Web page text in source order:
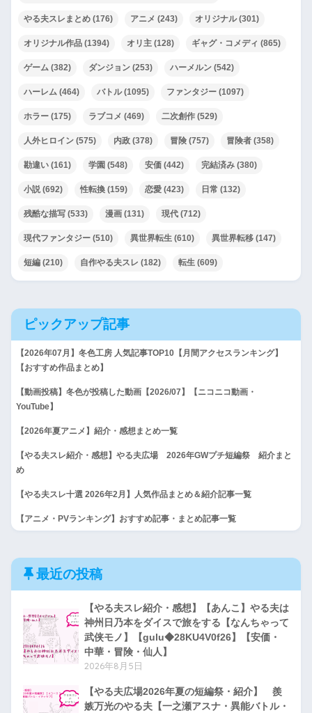
やる夫スレまとめ (176) アニメ (243) オリジナル(301)
オリジナル作品 (1394) オリ主 (128) ギャグ・コメディ (865)
ゲーム (382) ダンジョン (253) ハーメルン (542)
ハーレム (464) バトル(1095) ファンタジー (1097)
ホラー (175) ラブコメ (469) 二次創作 (529)
人外ヒロイン (575) 内政 (378) 冒険 (757) 冒険者 (358)
勘違い (161) 学園 (548) 安価 (442) 完結済み (380)
小説(692) 性転換 (159) 恋愛 (423) 日常 (132)
残酷な描写 (533) 漫画 (131) 現代 (712)
現代ファンタジー (510) 異世界転生 (610) 異世界転移 (147)
短編 (210) 自作やる夫スレ (182) 転生 (609)
ピックアップ記事
【2026年07月】冬色工房 人気記事TOP10【月間アクセスランキング】
【おすすめ作品まとめ】
【動画投稿】冬色が投稿した動画【2026/07】【ニコニコ動画・
YouTube】
【2026年夏アニメ】紹介・感想まとめ一覧
【やる夫スレ紹介・感想】やる夫広場 2026年GWプチ短編祭 紹介まと
め
【やる夫スレ十選 2026年2月】人気作品まとめ＆紹介記事一覧
【アニメ・PVランキング】おすすめ記事・まとめ記事一覧
最近の投稿
【やる夫スレ紹介・感想】【あんこ】やる夫は
神州日乃本をダイスで旅をする【なんちゃって
武侠モノ】【gulu◆28KU4V0f26】【安価・
中華・冒険・仙人】
2026年8月5日
【やる夫広場2026年夏の短編祭・紹介】 羨
嫉万光のやる夫【一之瀬アスナ・異能バトル・